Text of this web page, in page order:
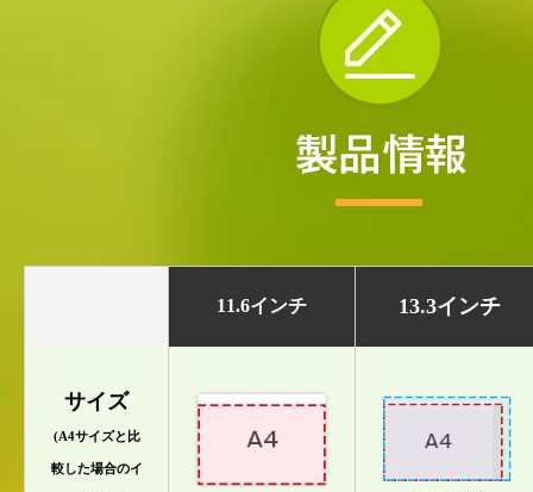
11.6インチ 13.3インチ
サイズ
(A4サイズと比
較した場合のイ